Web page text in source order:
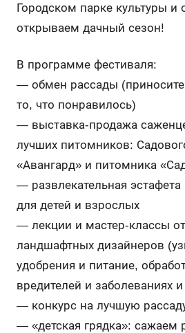
Городском парке культуры и
открываем дачный сезон!
В программе фестиваля:
— обмен рассады
то, что понравилось)
— выставка-продажа
лучших питомников:
«Авангард» и питомника
— ⁠развлекательная
для детей и взрослых
— лекции и мастер-классы
ландшафтных дизайнеров
удобрения и питание,
вредителей и заболеваниях
— конкурс на лучшую
— ⁠«детская грядка»: сажаем